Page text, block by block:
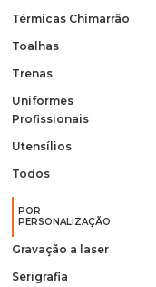
Térmicas Chimarrão
Toalhas
Trenas
Uniformes
Profissionais
Utensílios
Todos
POR
PERSONALIZAÇÃO
Gravação a laser
Serigrafia